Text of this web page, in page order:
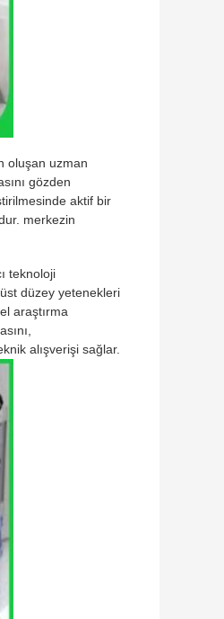
oluşan uzman
gözden
aktif bir
merkezin
teknoloji
düzey yetenekleri
araştırma
alışverişi sağlar.